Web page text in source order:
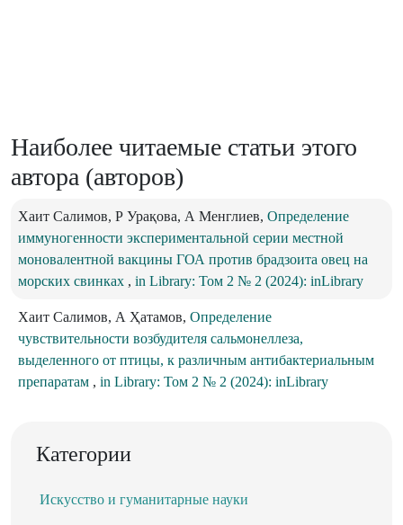
Наиболее читаемые статьи этого
автора (авторов)
Хаит Салимов, Р Урақова, А Менглиев, Определение
иммуногенности экспериментальной серии местной
моновалентной вакцины ГОА против брадзоита овец на
морских свинках , in Library: Том 2 № 2 (2024): inLibrary
Хаит Салимов, А Ҳатамов, Определение
чувствительности возбудителя сальмонеллеза,
выделенного от птицы, к различным антибактериальным
препаратам , in Library: Том 2 № 2 (2024): inLibrary
Категории
Искусство и гуманитарные науки